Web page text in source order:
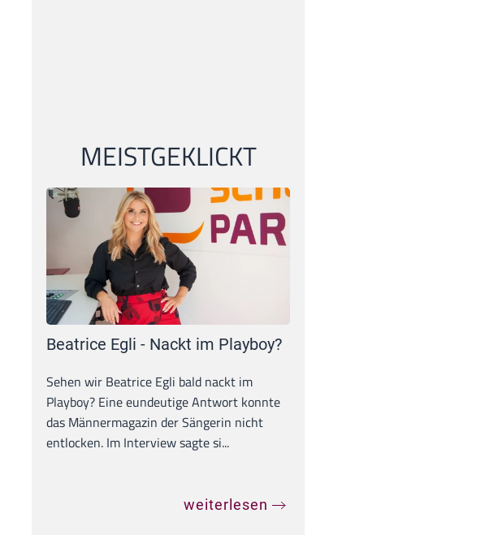
MEISTGEKLICKT
Beatrice Egli - Nackt im Playboy?
Sehen wir Beatrice Egli bald nackt im
Playboy? Eine eundeutige Antwort konnte
das Männermagazin der Sängerin nicht
entlocken. Im Interview sagte si...
weiterlesen